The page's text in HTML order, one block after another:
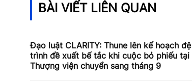
BÀI VIẾT LIÊN QUAN
Đạo luật CLARITY: Thune lên kế hoạch đệ
trình đề xuất bế tắc khi cuộc bỏ phiếu tại
Thượng viện chuyển sang tháng 9